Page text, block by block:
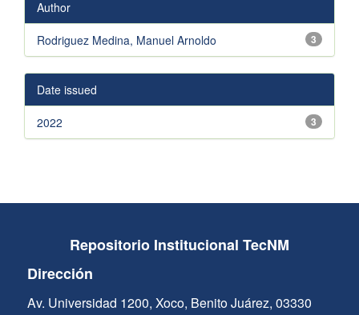
Author
3
Rodriguez Medina, Manuel Arnoldo
Date issued
3
2022
Repositorio Institucional TecNM
Dirección
Av. Universidad 1200, Xoco, Benito Juárez, 03330